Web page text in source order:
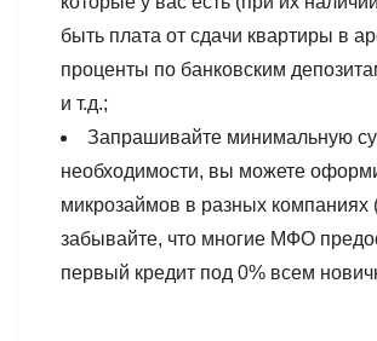
быть плата от сдачи квартиры в
проценты по банковским
и т.д.;
Запрашивайте минимальную
необходимости, вы можете
микрозаймов в разных компаниях
забывайте, что многие МФО
первый кредит под 0% всем